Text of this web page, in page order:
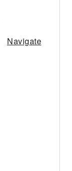
Navigate